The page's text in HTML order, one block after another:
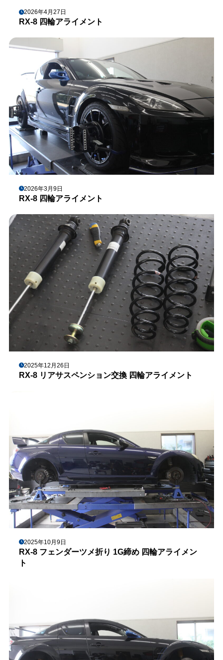
2026年4月27日
RX-8 四輪アライメント
2026年3月9日
RX-8 四輪アライメント
2025年12月26日
RX-8 リアサスペンション交換 四輪アライメント
2025年10月9日
RX-8 フェンダーツメ折り 1G締め 四輪アライメン
ト